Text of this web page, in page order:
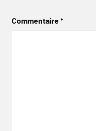
Commentaire*